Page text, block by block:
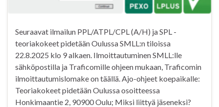
Seuraavat ilmailun PPL/ATPL/CPL (A/H) ja SPL -
teoriakokeet pidetään Oulussa SMLL:n tiloissa
22.8.2025 klo 9 alkaen. Ilmoittautuminen SMLL:lle
sähköpostilla ja Traficomille ohjeen mukaan, Traficomin
ilmoittautumislomake on täällä. Ajo-ohjeet koepaikalle:
Teoriakokeet pidetään Oulussa osoitteessa
Honkimaantie 2, 90900 Oulu; Miksi liittyä jäseneksi?